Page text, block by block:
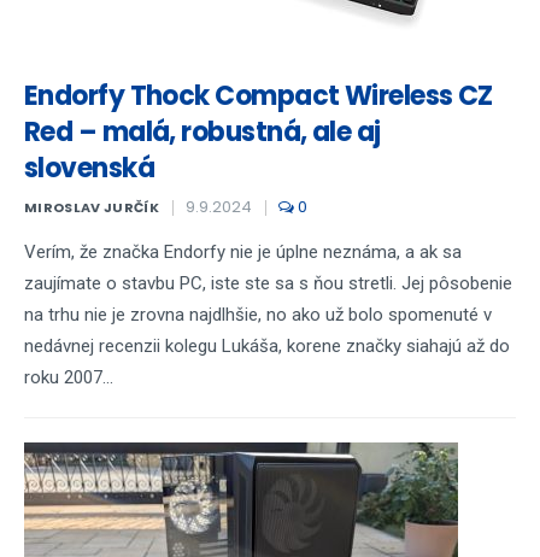
Endorfy Thock Compact Wireless CZ
Red – malá, robustná, ale aj
slovenská
MIROSLAV JURČÍK 9.9.2024 0
Verím, že značka Endorfy nie je úplne neznáma, a ak sa
zaujímate o stavbu PC, iste ste sa s ňou stretli. Jej pôsobenie
na trhu nie je zrovna najdlhšie, no ako už bolo spomenuté v
nedávnej recenzii kolegu Lukáša, korene značky siahajú až do
roku 2007...